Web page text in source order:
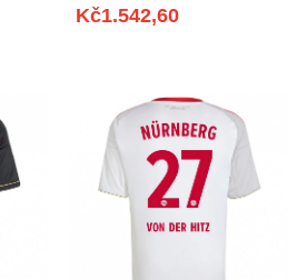
Daleko Hráčské Dresy
Kč1.542,60